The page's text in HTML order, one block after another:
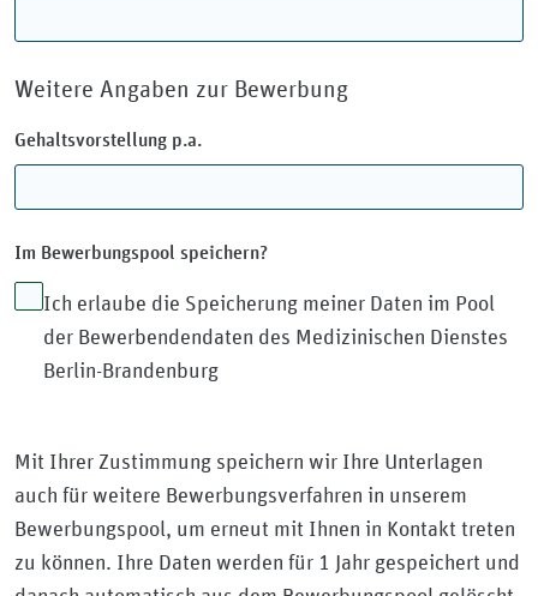
Weitere Angaben zur Bewerbung
Gehaltsvorstellung p.a.
Im Bewerbungspool speichern?
Ich erlaube die Speicherung meiner Daten im Pool
der Bewerbendendaten des Medizinischen Dienstes
Berlin-Brandenburg
Mit Ihrer Zustimmung speichern wir Ihre Unterlagen
auch für weitere Bewerbungsverfahren in unserem
Bewerbungspool, um erneut mit Ihnen in Kontakt treten
zu können. Ihre Daten werden für 1 Jahr gespeichert und